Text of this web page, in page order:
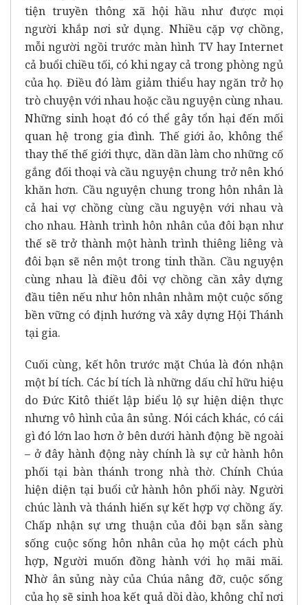
tiện truyền thông xã hội hầu như được mọi
người khắp nơi sử dụng. Nhiều cặp vợ chồng,
mỗi người ngồi trước màn hình TV hay Internet
cả buổi chiều tối, có khi ngay cả trong phòng ngủ
của họ. Điều đó làm giảm thiểu hay ngăn trở họ
trò chuyện với nhau hoặc cầu nguyện cùng nhau.
Những sinh hoạt đó có thể gây tổn hại đến mối
quan hệ trong gia đình. Thế giới ảo, không thể
thay thế thế giới thực, dần dần làm cho những cố
gắng đối thoại và cầu nguyện chung trở nên khó
khăn hơn. Cầu nguyện chung trong hôn nhân là
cả hai vợ chồng cùng cầu nguyện với nhau và
cho nhau. Hành trình hôn nhân của đôi bạn như
thế sẽ trở thành một hành trình thiêng liêng và
đôi bạn sẽ nên một trong tinh thần. Cầu nguyện
cùng nhau là điều đôi vợ chồng cần xây dựng
đầu tiên nếu như hôn nhân nhằm một cuộc sống
bền vững có định hướng và xây dựng Hội Thánh
tại gia.
Cuối cùng, kết hôn trước mặt Chúa là đón nhận
một bí tích. Các bí tích là những dấu chỉ hữu hiệu
do Đức Kitô thiết lập biểu lộ sự hiện diện thực
nhưng vô hình của ân sủng. Nói cách khác, có cái
gì đó lớn lao hơn ở bên dưới hành động bề ngoài
– ở đây hành động này chính là sự cử hành hôn
phối tại bàn thánh trong nhà thờ. Chính Chúa
hiện diện tại buổi cử hành hôn phối này. Người
chúc lành và thánh hiến sự kết hợp vợ chồng ấy.
Chấp nhận sự ưng thuận của đôi bạn sẵn sàng
sống cuộc sống hôn nhân của họ một cách phù
hợp, Người muốn đồng hành với họ mãi mãi.
Nhờ ân sủng này của Chúa nâng đỡ, cuộc sống
của họ sẽ sinh hoa kết quả dồi dào, không chỉ nơi